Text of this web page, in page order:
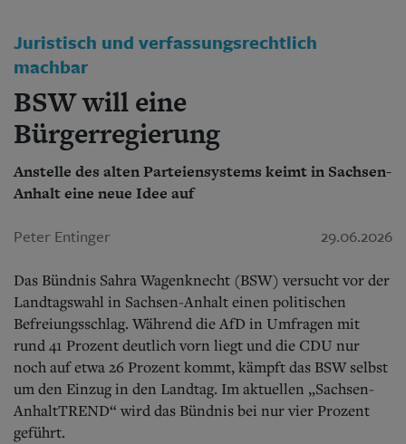
Archiv
Mediadaten
Impressum
Datenschutz
Juristisch und verfassungsrechtlich
machbar
BSW will eine
Bürgerregierung
Anstelle des alten Parteiensystems keimt in Sachsen-
Anhalt eine neue Idee auf
Peter Entinger 29.06.2026
Das Bündnis Sahra Wagenknecht (BSW) versucht vor der
Landtagswahl in Sachsen-Anhalt einen politischen
Befreiungsschlag. Während die AfD in Umfragen mit
rund 41 Prozent deutlich vorn liegt und die CDU nur
noch auf etwa 26 Prozent kommt, kämpft das BSW selbst
um den Einzug in den Landtag. Im aktuellen „Sachsen-
AnhaltTREND“ wird das Bündnis bei nur vier Prozent
geführt.